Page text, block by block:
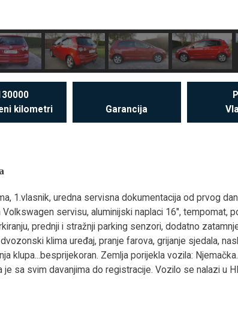
kilometri
Garancija
1.vlasnik, uredna servisna dokumentacija od prvog
servisu, aluminijski naplaci 16", tempomat,
prednji i stražnji parking senzori, dodatno
klima uređaj, pranje farova, grijanje sjedala,
klupa...besprijekoran. Zemlja porijekla vozila:
je sa svim davanjima do registracije. Vozilo se nalazi u